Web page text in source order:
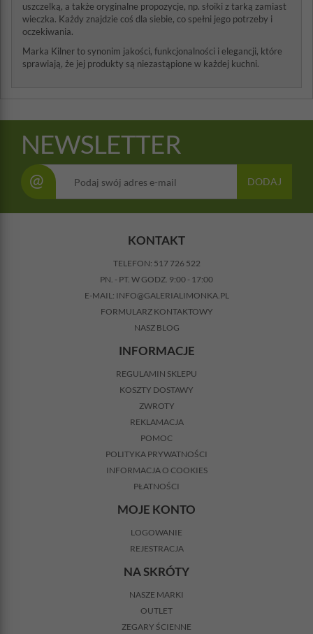
uszczelką, a także oryginalne propozycje, np. słoiki z tarką zamiast
wieczka. Każdy znajdzie coś dla siebie, co spełni jego potrzeby i
oczekiwania.
Marka Kilner to synonim jakości, funkcjonalności i elegancji, które
sprawiają, że jej produkty są niezastąpione w każdej kuchni.
NEWSLETTER
@ DODAJ
KONTAKT
TELEFON: 517 726 522
PN. - PT. W GODZ. 9:00 - 17:00
E-MAIL: INFO@GALERIALIMONKA.PL
FORMULARZ KONTAKTOWY
NASZ BLOG
INFORMACJE
REGULAMIN SKLEPU
KOSZTY DOSTAWY
ZWROTY
REKLAMACJA
POMOC
POLITYKA PRYWATNOŚCI
INFORMACJA O COOKIES
PŁATNOŚCI
MOJE KONTO
LOGOWANIE
REJESTRACJA
NA SKRÓTY
NASZE MARKI
OUTLET
ZEGARY ŚCIENNE